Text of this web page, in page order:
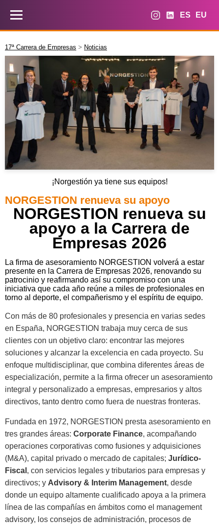
ES EU
17ª Carrera de Empresas > Noticias
¡Norgestión ya tiene sus equipos!
NORGESTION renueva su apoyo
NORGESTION renueva su
apoyo a la Carrera de
Empresas 2026
La firma de asesoramiento NORGESTION volverá a estar
presente en la Carrera de Empresas 2026, renovando su
patrocinio y reafirmando así su compromiso con una
iniciativa que cada año reúne a miles de profesionales en
torno al deporte, el compañerismo y el espíritu de equipo.
Con más de 80 profesionales y presencia en varias sedes
en España, NORGESTION trabaja muy cerca de sus
clientes con un objetivo claro: encontrar las mejores
soluciones y alcanzar la excelencia en cada proyecto. Su
enfoque multidisciplinar, que combina diferentes áreas de
especialización, permite a la firma ofrecer un asesoramiento
integral y personalizado a empresas, empresarios y altos
directivos, tanto dentro como fuera de nuestras fronteras.
Fundada en 1972, NORGESTION presta asesoramiento en
tres grandes áreas: Corporate Finance, acompañando
operaciones corporativas como fusiones y adquisiciones
(M&A), capital privado o mercado de capitales; Jurídico-
Fiscal , con servicios legales y tributarios para empresas y
directivos; y Advisory & Interim Management, desde
donde un equipo altamente cualificado apoya a la primera
línea de las compañías en ámbitos como el management
advisory, los consejos de administración, procesos de